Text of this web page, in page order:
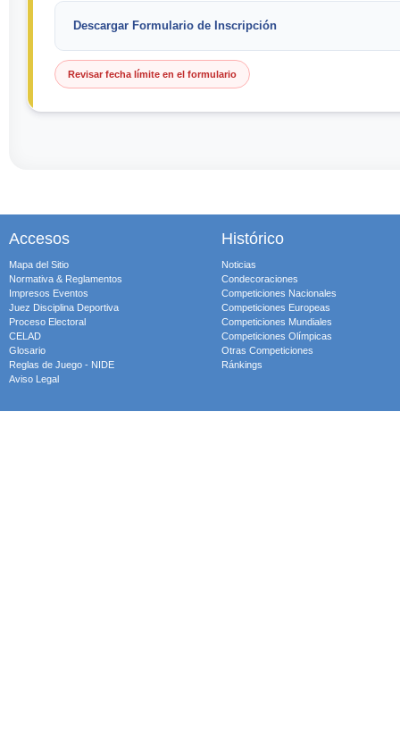
Descargar Formulario de Inscripción
Revisar fecha límite en el formulario
Accesos
Mapa del Sitio
Normativa & Reglamentos
Impresos Eventos
Juez Disciplina Deportiva
Proceso Electoral
CELAD
Glosario
Reglas de Juego - NIDE
Aviso Legal
Histórico
Noticias
Condecoraciones
Competiciones Nacionales
Competiciones Europeas
Competiciones Mundiales
Competiciones Olímpicas
Otras Competiciones
Ránkings